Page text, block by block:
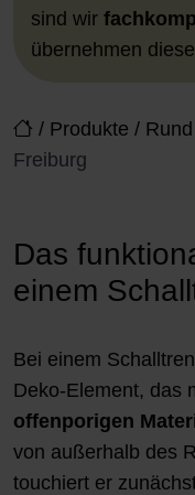
/ Produkte /
Freiburg
sind wir
übernehmen
Das
einem
Bei einem
Deko-Element, das
offenporigen
von außerhalb des
touchiert er